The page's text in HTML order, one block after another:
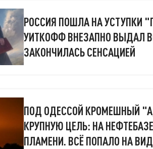
РОССИЯ ПОШЛА НА УСТУПКИ
УИТКОФФ ВНЕЗАПНО ВЫДАЛ
ЗАКОНЧИЛАСЬ СЕНСАЦИЕЙ
ПОД ОДЕССОЙ КРОМЕШНЫЙ
КРУПНУЮ ЦЕЛЬ: НА
ПЛАМЕНИ. ВСЁ ПОПАЛО НА